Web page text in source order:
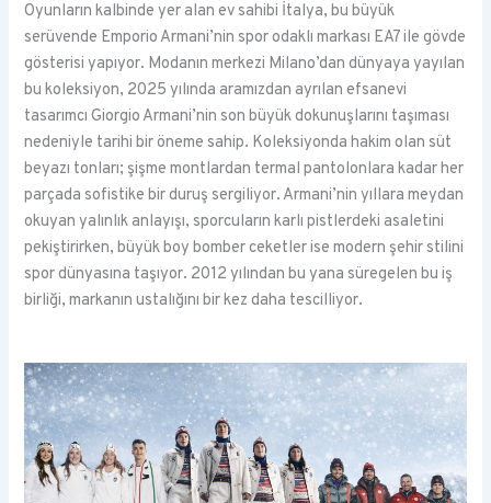
Oyunların kalbinde yer alan ev sahibi İtalya, bu büyük
serüvende Emporio Armani’nin spor odaklı markası EA7 ile gövde
gösterisi yapıyor. Modanın merkezi Milano’dan dünyaya yayılan
bu koleksiyon, 2025 yılında aramızdan ayrılan efsanevi
tasarımcı Giorgio Armani’nin son büyük dokunuşlarını taşıması
nedeniyle tarihi bir öneme sahip. Koleksiyonda hakim olan süt
beyazı tonları; şişme montlardan termal pantolonlara kadar her
parçada sofistike bir duruş sergiliyor. Armani’nin yıllara meydan
okuyan yalınlık anlayışı, sporcuların karlı pistlerdeki asaletini
pekiştirirken, büyük boy bomber ceketler ise modern şehir stilini
spor dünyasına taşıyor. 2012 yılından bu yana süregelen bu iş
birliği, markanın ustalığını bir kez daha tescilliyor.